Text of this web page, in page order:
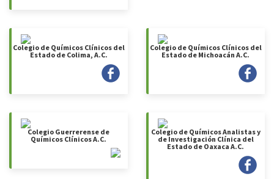
Colegio de Químicos Clínicos del
Estado de Colima, A.C.
Colegio de Químicos Clínicos del
Estado de Michoacán A.C.
Colegio Guerrerense de
Químicos Clínicos A.C.
Colegio de Químicos Analistas y
de Investigación Clínica del
Estado de Oaxaca A.C.